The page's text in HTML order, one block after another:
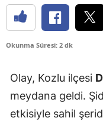
Okunma Süresi: 2 dk
Olay, Kozlu ilçesi
meydana geldi.
etkisiyle sahil